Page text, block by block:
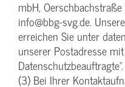
mbH,
info@bbg-svg.de.
erreichen Sie unter
unserer Postadresse
Datenschutzbeauftragte“.
(3) Bei Ihrer